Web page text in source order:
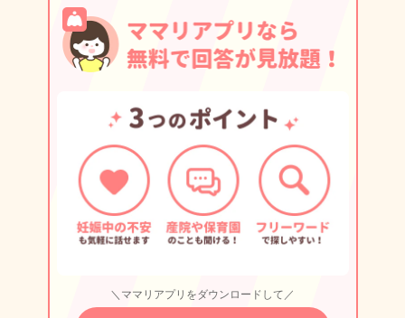
＼ママリアプリをダウンロードして／